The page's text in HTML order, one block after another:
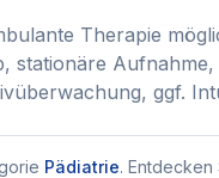
Therapie
stationäre
ggf.
Pädiatrie.